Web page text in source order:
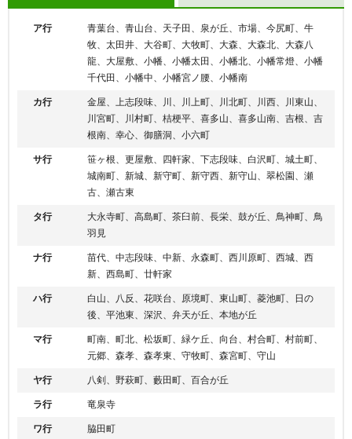
ア行
青葉台、青山台、天子田、泉が丘、市場、今尻町、牛
牧、太田井、大谷町、大牧町、大森、大森北、大森八
龍、大屋敷、小幡、小幡太田、小幡北、小幡常燈、小幡
千代田、小幡中、小幡宮ノ腰、小幡南
カ行
金屋、上志段味、川、川上町、川北町、川西、川東山、
川宮町、川村町、桔梗平、喜多山、喜多山南、吉根、吉
根南、幸心、御膳洞、小六町
サ行
笹ヶ根、更屋敷、四軒家、下志段味、白沢町、城土町、
城南町、新城、新守町、新守西、新守山、翠松園、瀬
古、瀬古東
タ行
大永寺町、高島町、茶臼前、長栄、鼓が丘、鳥神町、鳥
羽見
ナ行
苗代、中志段味、中新、永森町、西川原町、西城、西
新、西島町、廿軒家
ハ行
白山、八反、花咲台、原境町、東山町、菱池町、日の
後、平池東、深沢、弁天が丘、本地が丘
マ行
町南、町北、松坂町、緑ケ丘、向台、村合町、村前町、
元郷、森孝、森孝東、守牧町、森宮町、守山
ヤ行 八剣、野萩町、藪田町、百合が丘
ラ行 竜泉寺
ワ行 脇田町